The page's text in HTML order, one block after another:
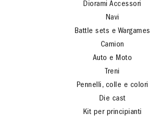
Diorami Accessori
Navi
Battle sets e Wargames
Camion
Auto e Moto
Treni
Pennelli, colle e colori
Die cast
Kit per principianti